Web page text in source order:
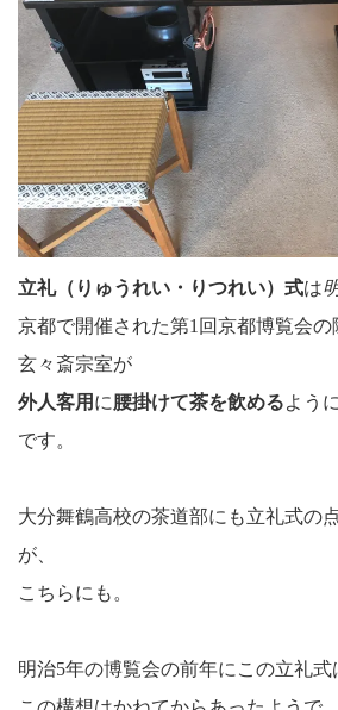
立礼（りゅうれい・りつれい）式は
京都で開催された第1回京都博覧会の
玄々斎宗室が
外人客用 に腰掛けて茶を飲めるよう
です。
大分舞鶴高校の茶道部にも立礼式の
が、
こちらにも。
明治5年の博覧会の前年にこの立礼式